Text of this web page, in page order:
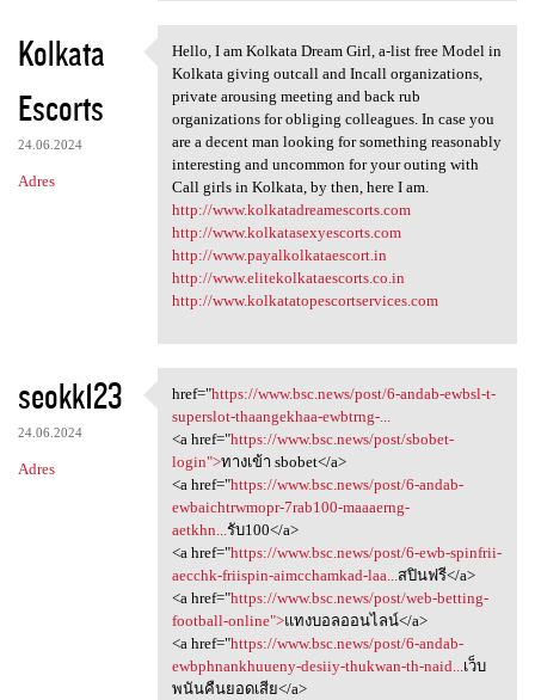
Kolkata
Escorts
24.06.2024
Adres
Hello, I am Kolkata Dream
Hello, I am Kolkata Dream Girl, a-list free Model in
Kolkata giving outcall and Incall organizations,
private arousing meeting and back rub
organizations for obliging colleagues. In case you
are a decent man looking for something reasonably
interesting and uncommon for your outing with
Call girls in Kolkata, by then, here I am.
http://www.kolkatadreamescorts.com
http://www.kolkatasexyescorts.com
http://www.payalkolkataescort.in
http://www.elitekolkataescorts.co.in
http://www.kolkatatopescortservices.com
seokk123
24.06.2024
Adres
href="https://www.bsc.news
href="https://www.bsc.news/post/6-andab-ewbsl-t-
superslot-thaangekhaa-ewbtrng-...
<a href="https://www.bsc.news/post/sbobet-
login">ทางเข้า sbobet</a>
<a href="https://www.bsc.news/post/6-andab-
ewbaichtrwmopr-7rab100-maaaerng-
aetkhn...รับ100</a>
<a href="https://www.bsc.news/post/6-ewb-spinfrii-
aecchk-friispin-aimcchamkad-laa...สปินฟรี</a>
<a href="https://www.bsc.news/post/web-betting-
football-online">แทงบอลออนไลน์</a>
<a href="https://www.bsc.news/post/6-andab-
ewbphnankhuueny-desiiy-thukwan-th-naid...เว็บ
พนันคืนยอดเสีย</a>